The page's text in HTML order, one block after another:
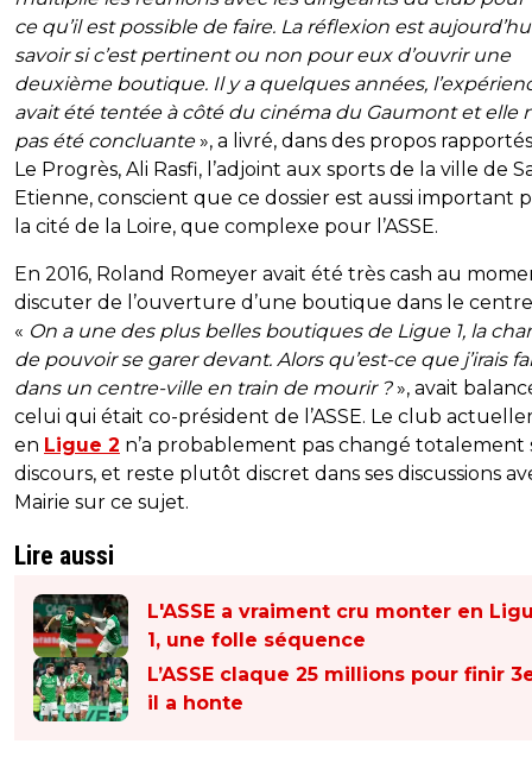
ce qu’il est possible de faire. La réflexion est
savoir si c’est pertinent ou non pour eux d’ouvrir une
deuxième boutique. Il y a quelques années,
avait été tentée à côté du cinéma du Gaumont et elle
pas été concluante», a livré, dans des propos
Le Progrès, Ali Rasfi, l’adjoint aux sports de la ville de
Etienne, conscient que ce dossier est aussi important
la cité de la Loire, que complexe pour l’ASSE.
En 2016, Roland Romeyer avait été très cash au
discuter de l’ouverture d’une boutique dans le
« On a une des plus belles boutiques de Ligue 1, la
de pouvoir se garer devant. Alors qu’est-ce que j’irais
dans un centre-ville en train de mourir ?», avait
celui qui était co-président de l’ASSE. Le club
en Ligue 2 n’a probablement pas changé totalement
discours, et reste plutôt discret dans ses discussions
Mairie sur ce sujet.
Lire aussi
L'ASSE a vraiment cru monter en
1, une folle séquence
L’ASSE claque 25 millions pour finir
il a honte